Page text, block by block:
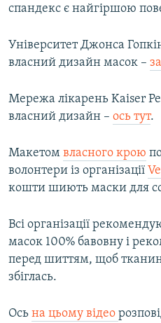
спандекс є найгіршою
Університет Джонса
власний дизайн масок –​
Мережа лікарень Kaiser
власний дизайн – ось тут.
Макетом власного крою
волонтери із організації
кошти шиють маски для
Всі організації
масок 100% бавовну і
перед шиттям, щоб
збіглась.
Ось на цьому відео